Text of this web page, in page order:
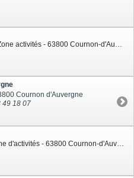
46 avenue d'Aubiere Zone activités - 63800 Cournon-d'Auvergne
Cournon d'Auvergne
49 18 07
3 Rue des Acilloux Zone d'activités - 63800 Cournon-d'Auvergne